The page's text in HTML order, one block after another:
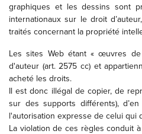
graphiques et les dessins sont
internationaux sur le droit
traités concernant la propriété
Les sites Web étant « œuvres
d'auteur (art. 2575 cc) et
acheté les droits.
Il est donc illégal de copier, de
sur des supports différents),
l'autorisation expresse de celui qui
La violation de ces règles conduit